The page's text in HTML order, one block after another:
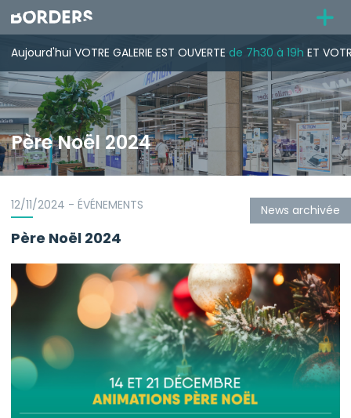
Aujourd'hui VOTRE GALERIE EST OUVERTE de 7h30 à 19h ET
Père Noël 2024
News archivée
12/11/2024 - ÉVÉNEMENTS
Père Noël 2024